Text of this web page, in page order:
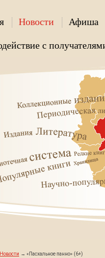
Новости Афиша
с
Новости «Пасхальное панно» (6+)